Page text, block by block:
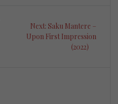
Next: Next
post:
Saku Mantere –
Upon First Impression
(2022)